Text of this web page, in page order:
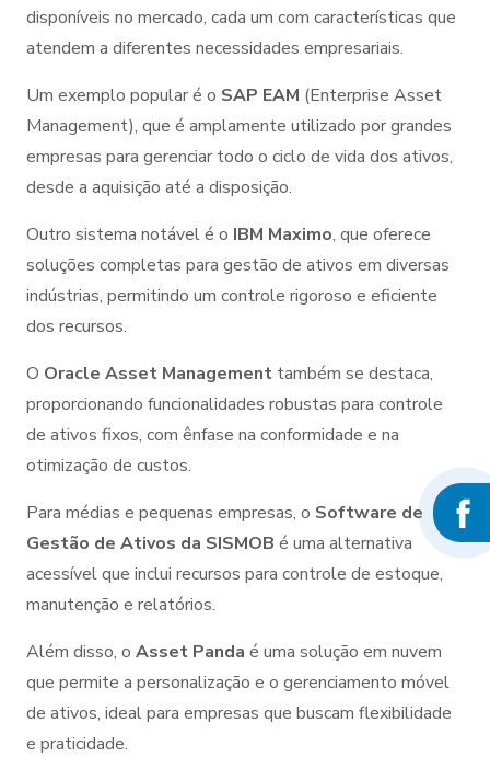
disponíveis no mercado, cada um com características que
atendem a diferentes necessidades empresariais.
Um exemplo popular é o SAP EAM (Enterprise Asset
Management), que é amplamente utilizado por grandes
empresas para gerenciar todo o ciclo de vida dos ativos,
desde a aquisição até a disposição.
Outro sistema notável é o IBM Maximo, que oferece
soluções completas para gestão de ativos em diversas
indústrias, permitindo um controle rigoroso e eficiente
dos recursos.
O Oracle Asset Management também se destaca,
proporcionando funcionalidades robustas para controle
de ativos fixos, com ênfase na conformidade e na
otimização de custos.
Para médias e pequenas empresas, o Software de
Gestão de Ativos da SISMOB é uma alternativa
acessível que inclui recursos para controle de estoque,
manutenção e relatórios.
Além disso, o Asset Panda é uma solução em nuvem
que permite a personalização e o gerenciamento móvel
de ativos, ideal para empresas que buscam flexibilidade
e praticidade.